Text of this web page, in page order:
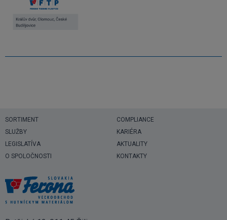
SORTIMENT
SLUŽBY
LEGISLATÍVA
O SPOLOČNOSTI
COMPLIANCE
KARIÉRA
AKTUALITY
KONTAKTY